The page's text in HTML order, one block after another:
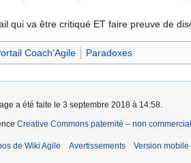
qui va être critiqué ET faire preuve de
Coach'Agile Paradoxes
a été faite le 3 septembre 2018 à 14:58.
Creative Commons paternité – non
de Wiki Agile Avertissements Version mobile